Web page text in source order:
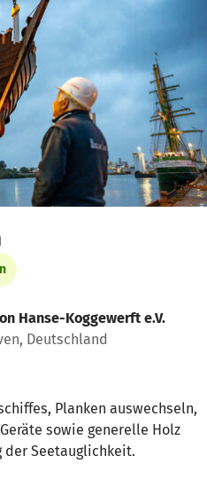
Hanse-Koggewerft e.V.
Deutschland
Planken auswechseln,
sowie generelle Holz
Seetauglichkeit.